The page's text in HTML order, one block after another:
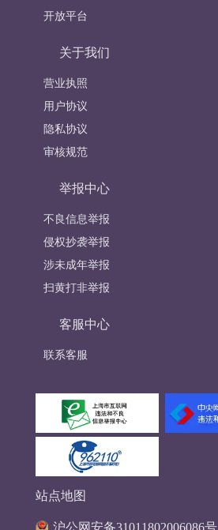
开放平台
关于我们
营业执照
用户协议
隐私协议
审核规范
举报中心
不良信息举报
侵权抄袭举报
涉未成年举报
扫黄打非举报
客服中心
联系客服
站点地图
沪公网安备31011802006086号